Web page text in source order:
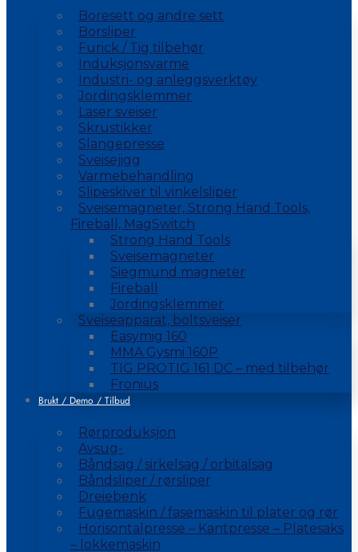
Boresett og andre sett
Borsliper
Furick / Tig tilbehør
Induksjonsvarme
Industri- og anleggsverktøy
Jordingsklemmer
Laser sveiser
Skrustikker
Slangepresse
Sveisejigg
Varmebehandling
Slipeskiver til vinkelsliper
Sveisemagneter, Strong Hand Tools,
Fireball, MagSwitch
Strong Hand Tools
Sveisemagneter
Siegmund magneter
Fireball
Jordingsklemmer
Sveiseapparat, boltsveiser
Easymig 160
MMA Gysmi 160P
TIG PROTIG 161 DC – med tilbehør
Fronius
Brukt / Demo / Tilbud
Rørproduksjon
Avsug-
Båndsag / sirkelsag / orbitalsag
Båndsliper / rørsliper
Dreiebenk
Fugemaskin / fasemaskin til plater og rør
Horisontalpresse – Kantpresse – Platesaks
– lokkemaskin